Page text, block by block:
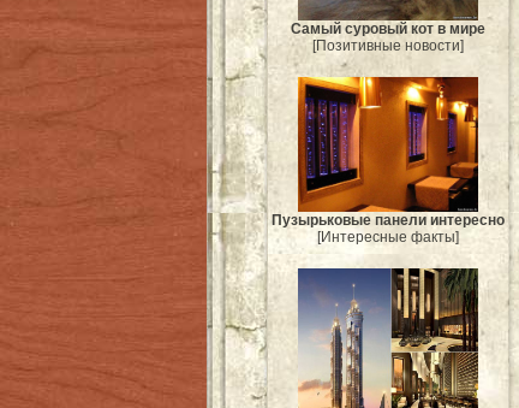
Самый суровый кот в мире
[Позитивные новости]
Пузырьковые панели интересно
[Интересные факты]